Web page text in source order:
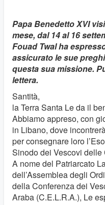
Papa Benedetto XVI
mese, dal 14 al 16
Fouad Twal ha
assicurato le sue
questa sua missione.
lettera.
Santità,
la Terra Santa Le da il
Abbiamo appreso, con
in Libano, dove
per consegnare loro
Sinodo dei Vescovi
A nome del Patriarcato
dell’Assemblea degli
della Conferenza dei
Araba (C.E.L.R.A.), Le